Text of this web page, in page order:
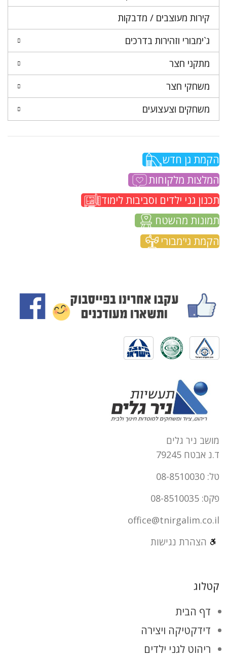
קירות מעוצבים / מדבקות
ג`ימבורי וזהירות בדרכים
מתקני חצר
משחקי חצר
משחקים וצעצועים
הקמת גן חדש
המלצות מלקוחות
תכנון גני ילדים וסביבות לימוד
תמונות מהשטח
הקמת גי'מבורי
מושב ניר גלים
ד.נ אבטח 79245
טל: 08-8510030
פקס: 08-8510035
office@tnirgalim.co.il
הצהרת נגישות
קטלוג
דף הבית
דידקטיקה ויצירה
ריהוט לגני ילדים